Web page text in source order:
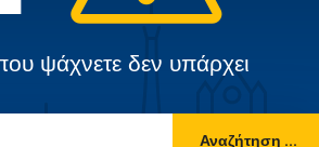
ψάχνετε δεν υπάρχει